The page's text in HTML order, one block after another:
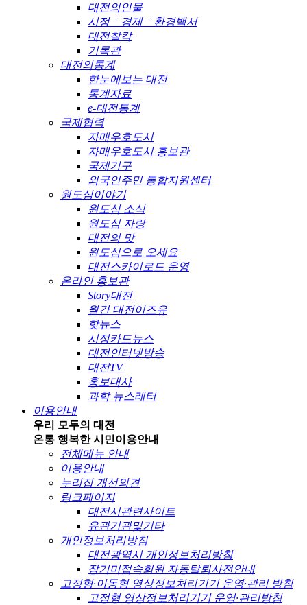
대전의인물
시정ㆍ경제ㆍ환경백서
대전찰칵
기록관
대전의통계
한눈에보는 대전
통계자료
e-대전통계
국제협력
자매우호도시
자매우호도시 홍보관
국제기구
외국인주민 통합지원센터
원도심이야기
원도심 소식
원도심 자랑
대전의 맛
원도심으로 오세요
대전스카이로드 운영
온라인 홍보관
Story대전
월간 대전이즈유
핫뉴스
시정카드뉴스
대전인터넷방송
대전TV
홍보대사
과학 뉴스레터
이용안내
우리 모두의 대전
온통 행복한 시민이용안내
전체메뉴 안내
이용안내
누리집 개선의견
링크페이지
대전시관련사이트
유관기관및기타
개인정보처리방침
대전광역시 개인정보처리방침
장기미접속회원 자동탈퇴사전안내
고정형·이동형 영상정보처리기기 운영·관리 방침
고정형 영상정보처리기기 운영·관리방침